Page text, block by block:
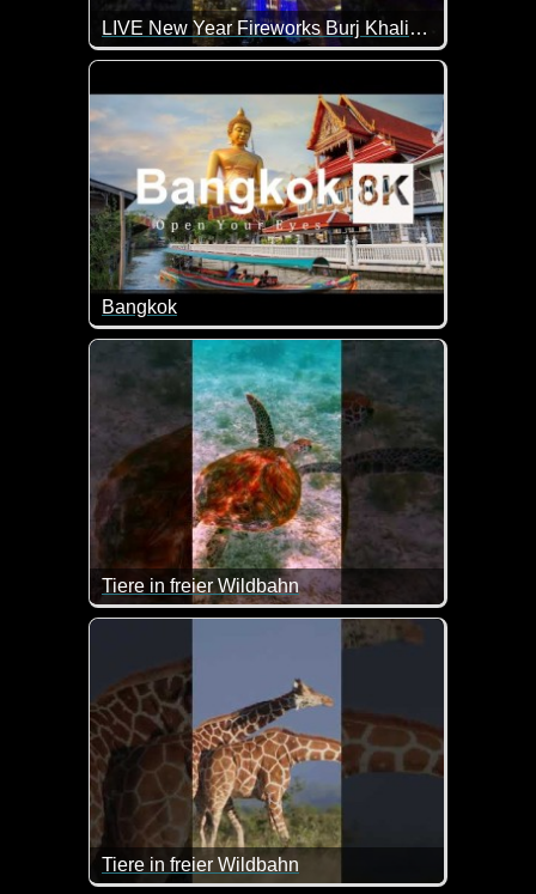
LIVE New Year Fireworks Burj Khalifa 2026
Was für ein Wahnsinns-Feuerwerk in Dubai.
Bangkok
Ein tolles Video über eine beeindruckende Stadt -
Tiere in freier Wildbahn
Super Bilder von Tieren in freier Wildbahn.
Tiere in freier Wildbahn